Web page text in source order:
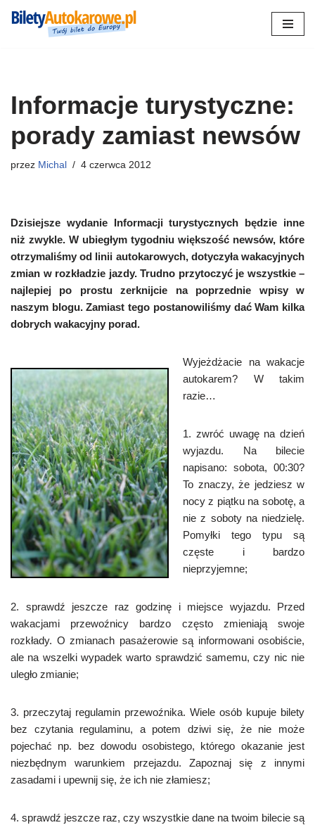
Informacje turystyczne:
porady zamiast newsów
przez Michal 4 czerwca 2012
Dzisiejsze wydanie Informacji turystycznych będzie inne
niż zwykle. W ubiegłym tygodniu większość newsów, które
otrzymaliśmy od linii autokarowych, dotyczyła wakacyjnych
zmian w rozkładzie jazdy. Trudno przytoczyć je wszystkie –
najlepiej po prostu zerknijcie na poprzednie wpisy w
naszym blogu. Zamiast tego postanowiliśmy dać Wam kilka
dobrych wakacyjny porad.
Wyjeżdżacie na wakacje
autokarem? W takim
razie…
1. zwróć uwagę na dzień
wyjazdu. Na bilecie
napisano: sobota, 00:30?
To znaczy, że jedziesz w
nocy z piątku na sobotę, a
nie z soboty na niedzielę.
Pomyłki tego typu są
częste i bardzo
nieprzyjemne;
2. sprawdź jeszcze raz godzinę i miejsce wyjazdu. Przed
wakacjami przewoźnicy bardzo często zmieniają swoje
rozkłady. O zmianach pasażerowie są informowani osobiście,
ale na wszelki wypadek warto sprawdzić samemu, czy nic nie
uległo zmianie;
3. przeczytaj regulamin przewoźnika. Wiele osób kupuje bilety
bez czytania regulaminu, a potem dziwi się, że nie może
pojechać np. bez dowodu osobistego, którego okazanie jest
niezbędnym warunkiem przejazdu. Zapoznaj się z innymi
zasadami i upewnij się, że ich nie złamiesz;
4. sprawdź jeszcze raz, czy wszystkie dane na twoim bilecie są